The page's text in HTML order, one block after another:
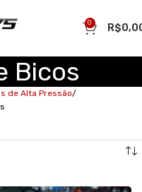
0 R$
Bicos
de Alta Pressão